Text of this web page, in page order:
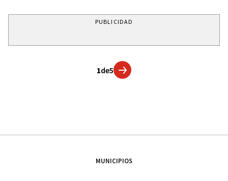
PUBLICIDAD
1de5
MUNICIPIOS